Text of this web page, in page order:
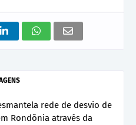
rede de desvio de
Rondônia através da